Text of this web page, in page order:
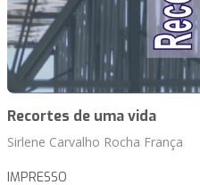
Recortes de uma vida
Sirlene Carvalho Rocha França
IMPRESSO